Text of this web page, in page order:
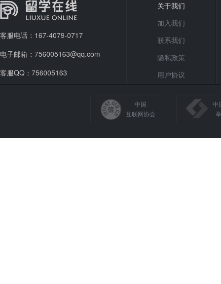
客服电话：167-4079-0717
电子邮箱：756005163@qq.com
客服QQ：756005163
关于我们
加入我们
联系我们
隐私政策
用户协议
中国
互联网协会
中